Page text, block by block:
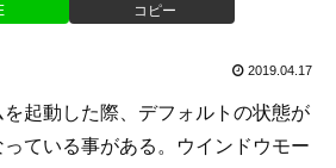
コピー
2019.04.17
起動した際、デフォルトの状態が
ている事がある。ウインドウモー